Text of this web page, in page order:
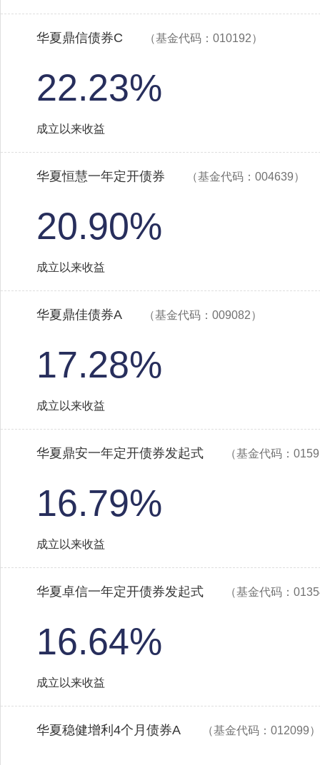
华夏鼎信债券C （基金代码：010192）
22.23%
成立以来收益
华夏恒慧一年定开债券 （基金代码：004639）
20.90%
成立以来收益
华夏鼎佳债券A （基金代码：009082）
17.28%
成立以来收益
华夏鼎安一年定开债券发起式 （基金代码：
16.79%
成立以来收益
华夏卓信一年定开债券发起式 （基金代码：
16.64%
成立以来收益
华夏稳健增利4个月债券A （基金代码：012099）